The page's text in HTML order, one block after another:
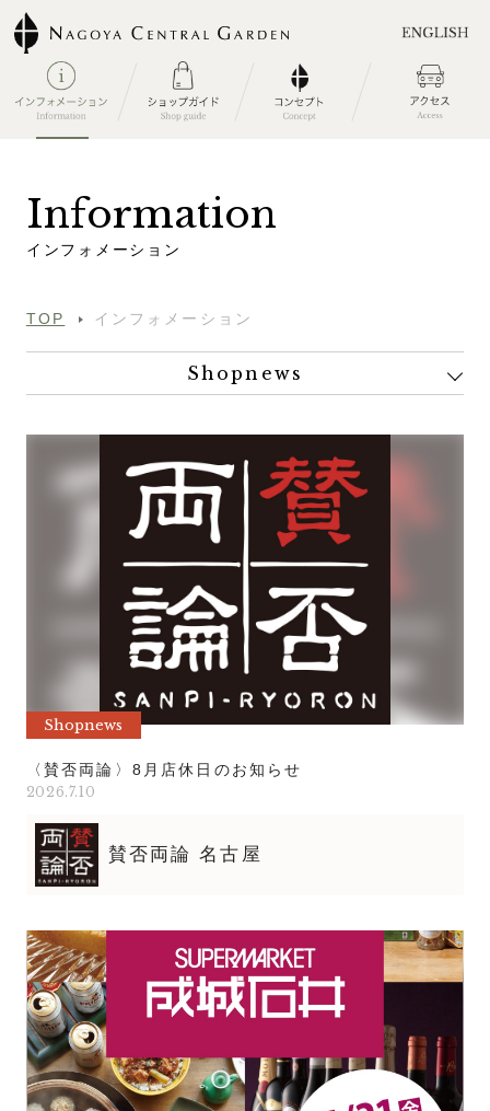
Information
イ ンフ ォ メ ーシ ョ ン
TOP インフォメーション
Shopnews
Event
イベント
News
ニュース
Shopnews
ショップニュース
Column
Shopnews
〈賛否両論〉8月店休日のお知らせ
2026.7.10
賛否両論 名古屋